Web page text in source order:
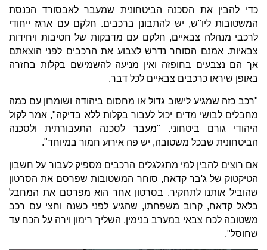
כדי להבין את הסכנה הביטחונית שמעבר לאבסורד הכנסת
המשטובות ליו"ש, יש להתבונן ברכבים. חלקם עם ארגז ייחודי
לרכבי מנהלה צבאיים, חלקם עם מדבקות של חטיבות ויחידות
צבאיות. אמנם הסוחר נדרש לצבוע את הרכבים לפני הוצאתם
אך הם נצבעים בחופזה ואין מניעה להשמישם בקלות בחזרה
באופן שיראו כרכבים צבאיים לכל דבר.
"רכב כזה שמגיע לישוב גדול או מחסום ביהודה ושומרון עם כמה
מחבלים לבושי מדים יכול לעבור בקלות ללא בדיקה", אמר לקול
היהודי גורם ביטחוני. "מעבר לסכנה התעבורתית ולסכנה
הביטחונית שבכל משטובה, יש פה אירוע חמור במיוחד".
אם רוצים להבין למי מתגלגלים הרכבים מספיק לעבור על חשבון
הטיקטוק של ג'בר קדאח, סוחר המשטובות שפרסם את הסרטון
שהוביל אותנו לתחקיר. בסרטון אחר הוא מפרסם את המחבל
בלאל קדאח, קרוב משפחתו, שהגיע לפני כשנה וחצי עם רכב
משטובה לכח צבאי במערב בנימין, השליך רימון וירה על הכח עד
שחוסל".